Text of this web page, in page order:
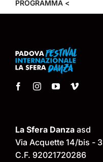
PROGRAMMA <
La Sfera Danzaasd
Via Acquette 14/bis -
C.F. 92021720286